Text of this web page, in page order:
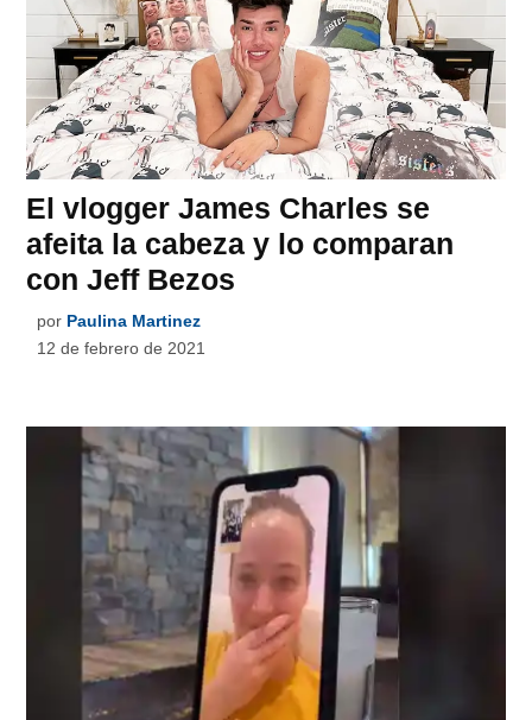
El vlogger James Charles se
afeita la cabeza y lo comparan
con Jeff Bezos
por Paulina Martinez
12 de febrero de 2021